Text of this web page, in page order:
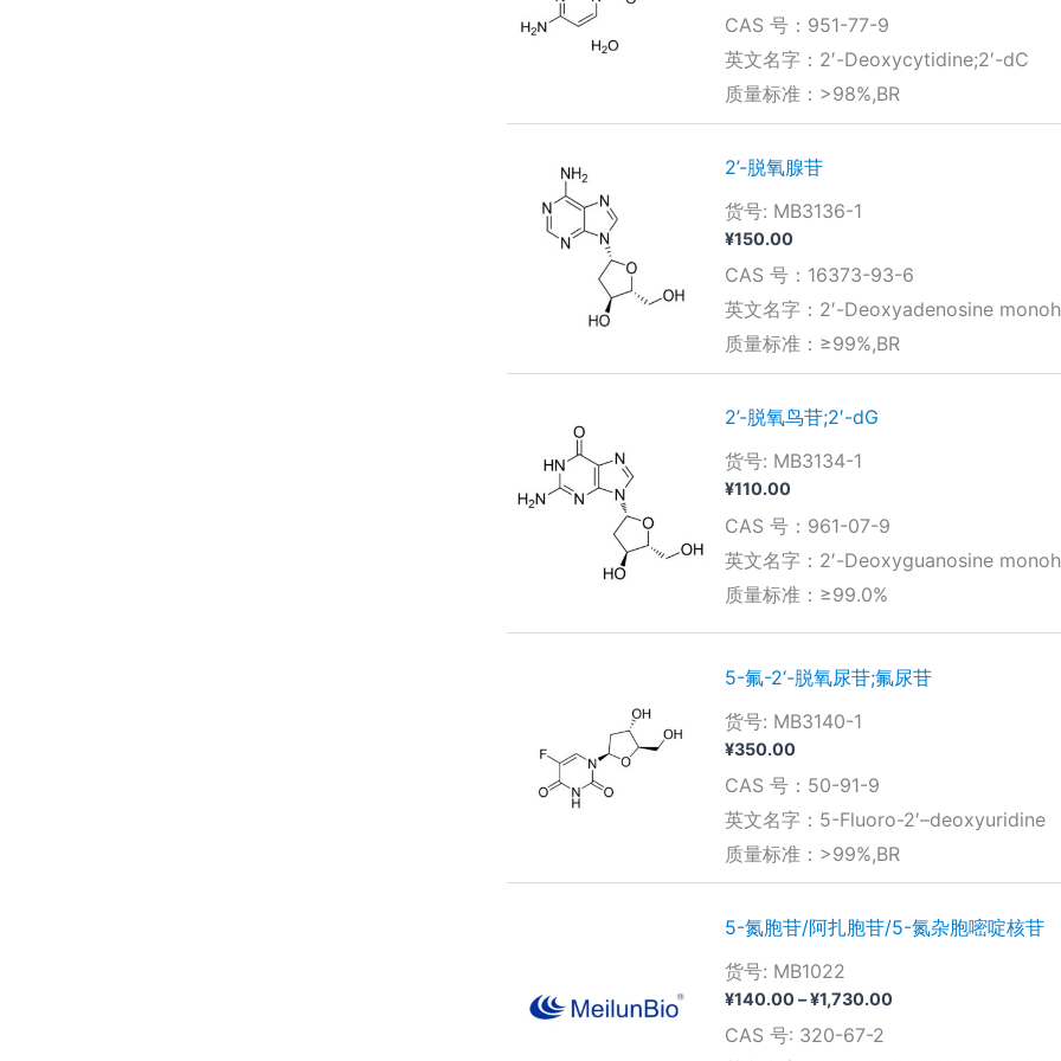
CAS 号：951-77-9
英文名字：2′-Deoxycytidine;2′-dC
质量标准：>98%,BR
2’-脱氧腺苷
货号: MB3136-1
¥150.00
CAS 号：16373-93-6
英文名字：2′-Deoxyadenosine
质量标准：≥99%,BR
2’-脱氧鸟苷;2′-dG
货号: MB3134-1
¥110.00
CAS 号：961-07-9
英文名字：2′-Deoxyguanosine
质量标准：≥99.0%
5-氟-2‘-脱氧尿苷;氟尿苷
货号: MB3140-1
¥350.00
CAS 号：50-91-9
英文名字：5-Fluoro-2′–deoxyuridine
质量标准：>99%,BR
5-氮胞苷/阿扎胞苷/5-氮杂胞嘧啶核苷
货号: MB1022
¥140.00–¥1,730.00价
CAS 号: 320-67-2